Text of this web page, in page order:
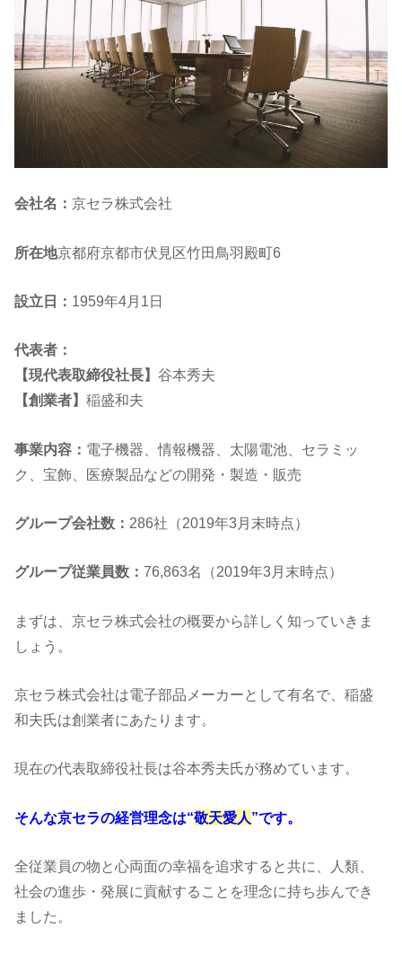
会社名：京セラ株式会社
所在地京都府京都市伏見区竹田鳥羽殿町6
設立日： 1959年4月1日
代表者：
【現代表取締役社長】谷本秀夫
【創業者】稲盛和夫
事業内容： 電子機器、情報機器、太陽電池、セラミッ
ク、宝飾、医療製品などの開発・製造・販売
グループ会社数： 286社（2019年3月末時点）
グループ従業員数：76,863名（2019年3月末時点）
まずは、京セラ株式会社の概要から詳しく知っていきま
しょう。
京セラ株式会社は電子部品メーカーとして有名で、稲盛
和夫氏は創業者にあたります。
現在の代表取締役社長は谷本秀夫氏が務めています。
そんな京セラの経営理念は“敬天愛人”です。
全従業員の物と心両面の幸福を追求すると共に、人類、
社会の進歩・発展に貢献することを理念に持ち歩んでき
ました。